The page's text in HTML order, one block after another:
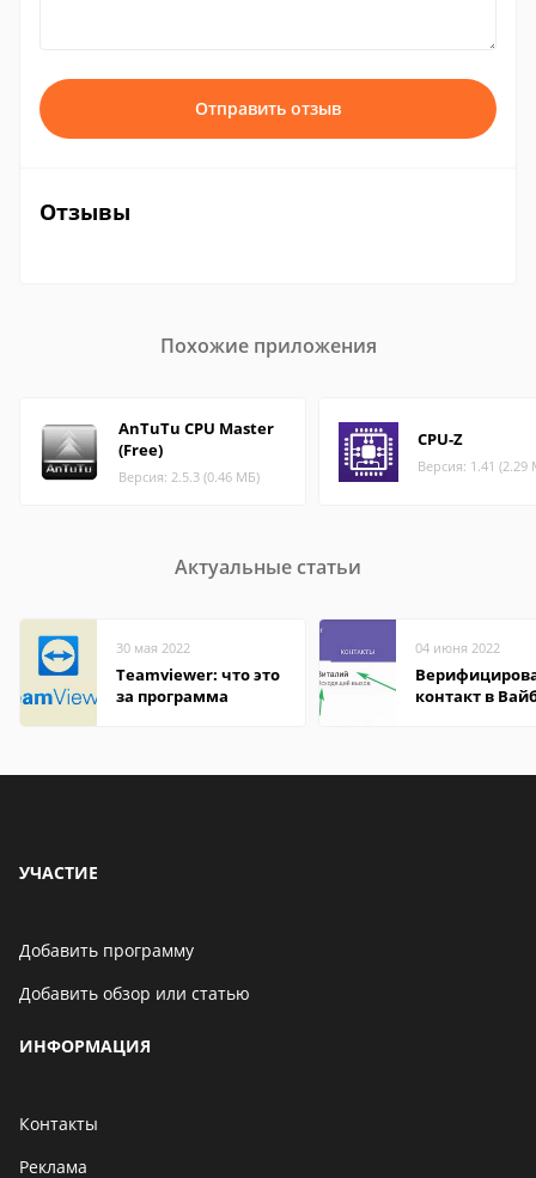
Отправить отзыв
Отзывы
Похожие приложения
AnTuTu CPU Master
(Free)
Версия: 2.5.3 (0.46 МБ)
CPU-Z
Версия: 1.41 (2.29
Актуальные статьи
30 мая 2022
Teamviewer: что это
за программа
04 июня 2022
контакт в
УЧАСТИЕ
Добавить программу
Добавить обзор или статью
ИНФОРМАЦИЯ
Контакты
Реклама